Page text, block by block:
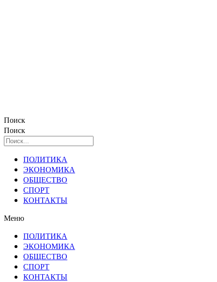
Поиск
Поиск
ПОЛИТИКА
ЭКОНОМИКА
ОБЩЕСТВО
СПОРТ
КОНТАКТЫ
Меню
ПОЛИТИКА
ЭКОНОМИКА
ОБЩЕСТВО
СПОРТ
КОНТАКТЫ